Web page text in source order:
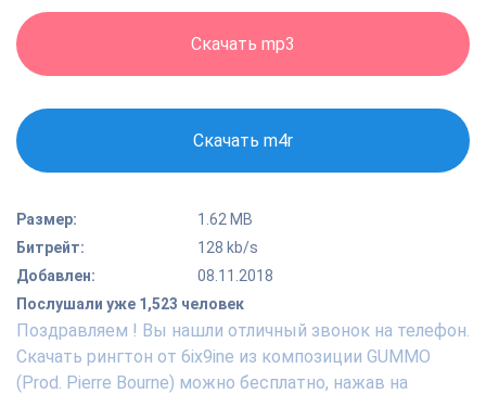
Скачать mp3
Скачать m4r
Размер:
1.62 MB
Битрейт:
128 kb/s
Добавлен:
08.11.2018
Послушали уже 1,523 человек
Поздравляем ! Вы нашли отличный звонок на телефон.
Скачать рингтон от 6ix9ine из композиции GUMMO
(Prod. Pierre Bourne) можно бесплатно, нажав на